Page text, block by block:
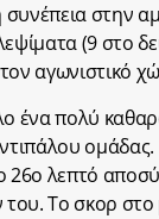
στην
(9 στο
αγωνιστικό
ένα πολύ
26ο λεπτό
Το σκορ στο